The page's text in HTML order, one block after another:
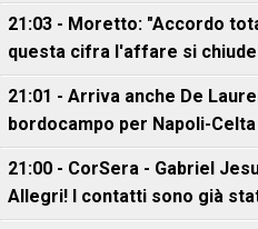
21:03 - Moretto: "Accordo
questa cifra l'affare si
21:01 - Arriva anche De
bordocampo per Napoli-Celta
21:00 - CorSera - Gabriel
Allegri! I contatti sono già